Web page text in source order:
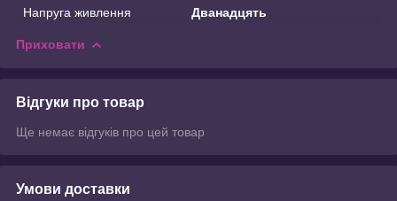
Напруга живлення Дванадцять
Приховати
Відгуки про товар
Ще немає відгуків про цей товар
Умови доставки